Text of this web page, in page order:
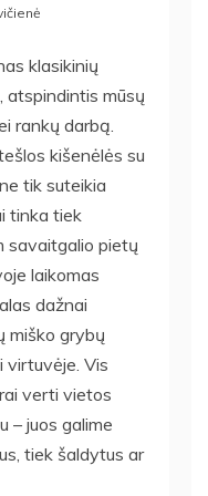
klasikinių
atspindintis mūsų
rankų darbą.
kišenėlės su
tik suteikia
tinka tiek
savaitgalio pietų
laikomas
dažnai
miško grybų
virtuvėje. Vis
verti vietos
– juos galime
tiek šaldytus ar